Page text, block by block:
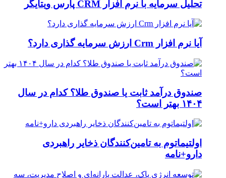
تحلیل سرمایه با نرم افزار CRM پارس ویتایگر
آیا نرم افزار Crm ارزش سرمایه گذاری دارد؟
صندوق درآمد ثابت یا صندوق طلا؟ کدام در سال
۱۴۰۴ بهتر است؟
اولتیماتوم به تامین‌کنندگان ذخایر راهبردی
دارو+نامه